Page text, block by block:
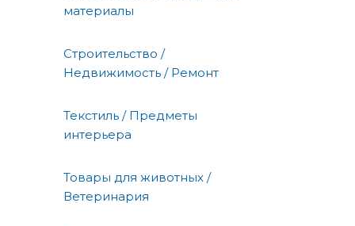
материалы
Строительство /
Недвижимость / Ремонт
Текстиль / Предметы
интерьера
Товары для животных /
Ветеринария